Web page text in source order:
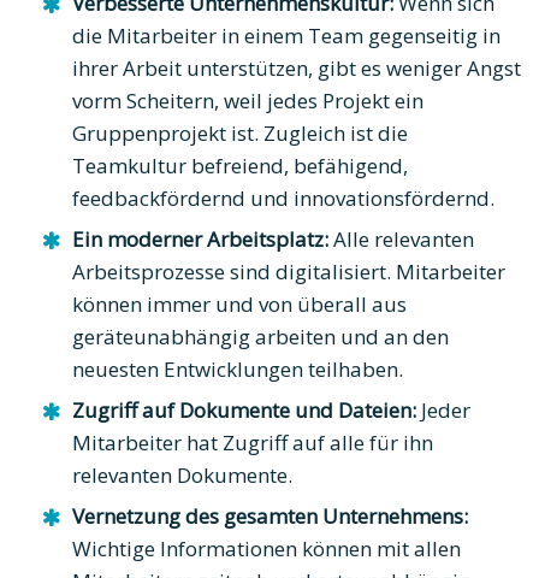
die Mitarbeiter in einem Team gegenseitig in
ihrer Arbeit unterstützen, gibt es weniger Angst
vorm Scheitern, weil jedes Projekt ein
Gruppenprojekt ist. Zugleich ist die
Teamkultur befreiend, befähigend,
feedbackfördernd und innovationsfördernd.
Ein moderner Arbeitsplatz:Alle relevanten
Arbeitsprozesse sind digitalisiert. Mitarbeiter
können immer und von überall aus
geräteunabhängig arbeiten und an den
neuesten Entwicklungen teilhaben.
Zugriff auf Dokumente und Dateien: Jeder
Mitarbeiter hat Zugriff auf alle für ihn
relevanten Dokumente.
Vernetzung des gesamten Unternehmens:
Wichtige Informationen können mit allen